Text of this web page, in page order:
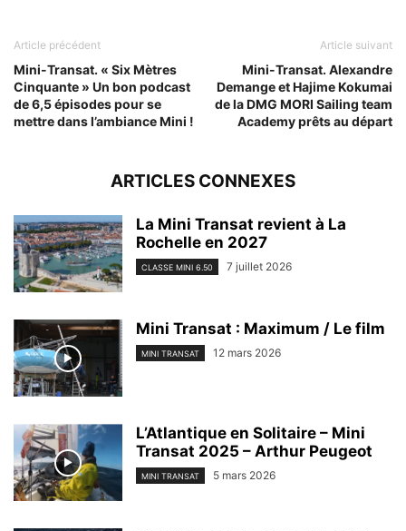
Article précédent
Mini-Transat. « Six Mètres
Cinquante » Un bon podcast
de 6,5 épisodes pour se
mettre dans l’ambiance Mini !
Article suivant
Mini-Transat. Alexandre
Demange et Hajime Kokumai
de la DMG MORI Sailing team
Academy prêts au départ
ARTICLES CONNEXES
La Mini Transat revient à La
Rochelle en 2027
CLASSE MINI 6.50 7 juillet 2026
Mini Transat : Maximum / Le film
MINI TRANSAT 12 mars 2026
L’Atlantique en Solitaire – Mini
Transat 2025 – Arthur Peugeot
MINI TRANSAT 5 mars 2026